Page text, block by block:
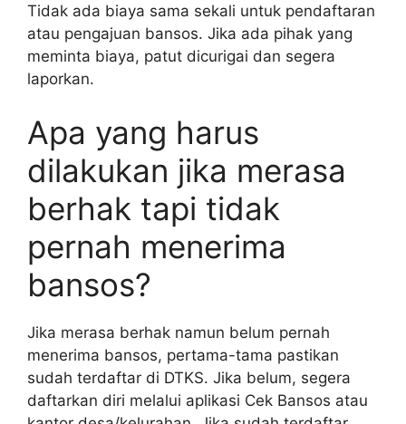
Tidak ada biaya sama sekali untuk pendaftaran
atau pengajuan bansos. Jika ada pihak yang
meminta biaya, patut dicurigai dan segera
laporkan.
Apa yang harus
dilakukan jika merasa
berhak tapi tidak
pernah menerima
bansos?
Jika merasa berhak namun belum pernah
menerima bansos, pertama-tama pastikan
sudah terdaftar di DTKS. Jika belum, segera
daftarkan diri melalui aplikasi Cek Bansos atau